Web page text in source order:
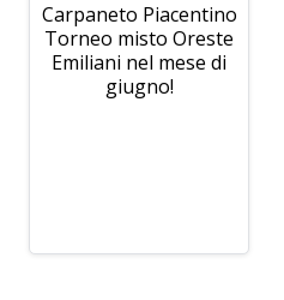
Carpaneto Piacentino
Torneo misto Oreste
Emiliani nel mese di
giugno!